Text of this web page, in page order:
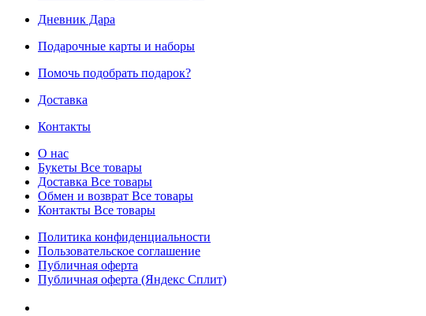
Дневник Дара
Подарочные карты и наборы
Помочь подобрать подарок?
Доставка
Контакты
О нас
Букеты Все товары
Доставка Все товары
Обмен и возврат Все товары
Контакты Все товары
Политика конфиденциальности
Пользовательское соглашение
Публичная оферта
Публичная оферта (Яндекс Сплит)